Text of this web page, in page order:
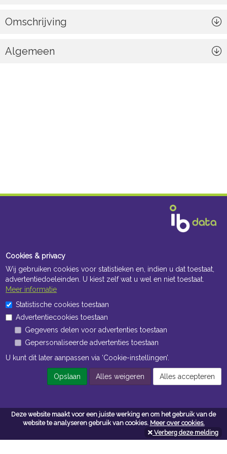
Deze website maakt voor een juiste werking en om het gebruik van de
website te analyseren gebruik van cookies. Meer over cookies.
Verberg deze melding
Omschrijving
Algemeen
Openingstijden Kantoor
ma t/m vr 8:30 uur tot 17:00 uur
Openingstijden Magazijn
ma t/m vr 7:00 uur tot 16:30 uur
Algemene voorwaarden
Cookies & privacy
Wij gebruiken cookies voor statistieken en, indien u dat toestaat,
advertentiedoeleinden. U kiest zelf wat u wel en niet toestaat.
Meer informatie
Statistische cookies toestaan
Advertentiecookies toestaan
Gegevens delen voor advertenties toestaan
Gepersonaliseerde advertenties toestaan
U kunt dit later aanpassen via ‘Cookie-instellingen’.
Opslaan Alles weigeren Alles accepteren